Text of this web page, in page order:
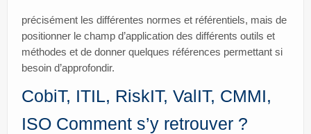
précisément les différentes normes et référentiels, mais de
positionner le champ d’application des différents outils et
méthodes et de donner quelques références permettant si
besoin d’approfondir.
CobiT, ITIL, RiskIT, ValIT, CMMI,
ISO Comment s’y retrouver ?